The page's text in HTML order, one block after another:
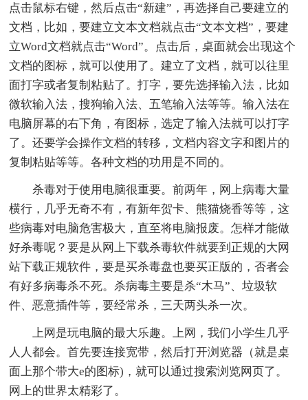
点击鼠标右键，然后点击“新建”，再选择自己要建立的
文档，比如，要建立文本文档就点击“文本文档”，要建
立Word文档就点击“Word”。点击后，桌面就会出现这个
文档的图标，就可以使用了。建立了文档，就可以往里
面打字或者复制粘贴了。打字，要先选择输入法，比如
微软输入法，搜狗输入法、五笔输入法等等。输入法在
电脑屏幕的右下角，有图标，选定了输入法就可以打字
了。还要学会操作文档的转移，文档内容文字和图片的
复制粘贴等等。各种文档的功用是不同的。
杀毒对于使用电脑很重要。前两年，网上病毒大量
横行，几乎无奇不有，有新年贺卡、熊猫烧香等等，这
些病毒对电脑危害极大，直至将电脑报废。怎样才能做
好杀毒呢？要是从网上下载杀毒软件就要到正规的大网
站下载正规软件，要是买杀毒盘也要买正版的，否者会
有好多病毒杀不死。杀病毒主要是杀“木马”、垃圾软
件、恶意插件等，要经常杀，三天两头杀一次。
上网是玩电脑的最大乐趣。上网，我们小学生几乎
人人都会。首先要连接宽带，然后打开浏览器（就是桌
面上那个带大e的图标)，就可以通过搜索浏览网页了。
网上的世界太精彩了。